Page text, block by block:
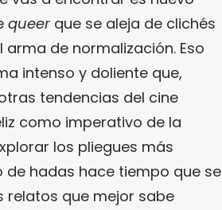
queer que se aleja de clichés
de normalización. Eso
intenso y doliente que,
tendencias del cine
como imperativo de la
los pliegues más
de hadas hace tiempo que se
relatos que mejor sabe